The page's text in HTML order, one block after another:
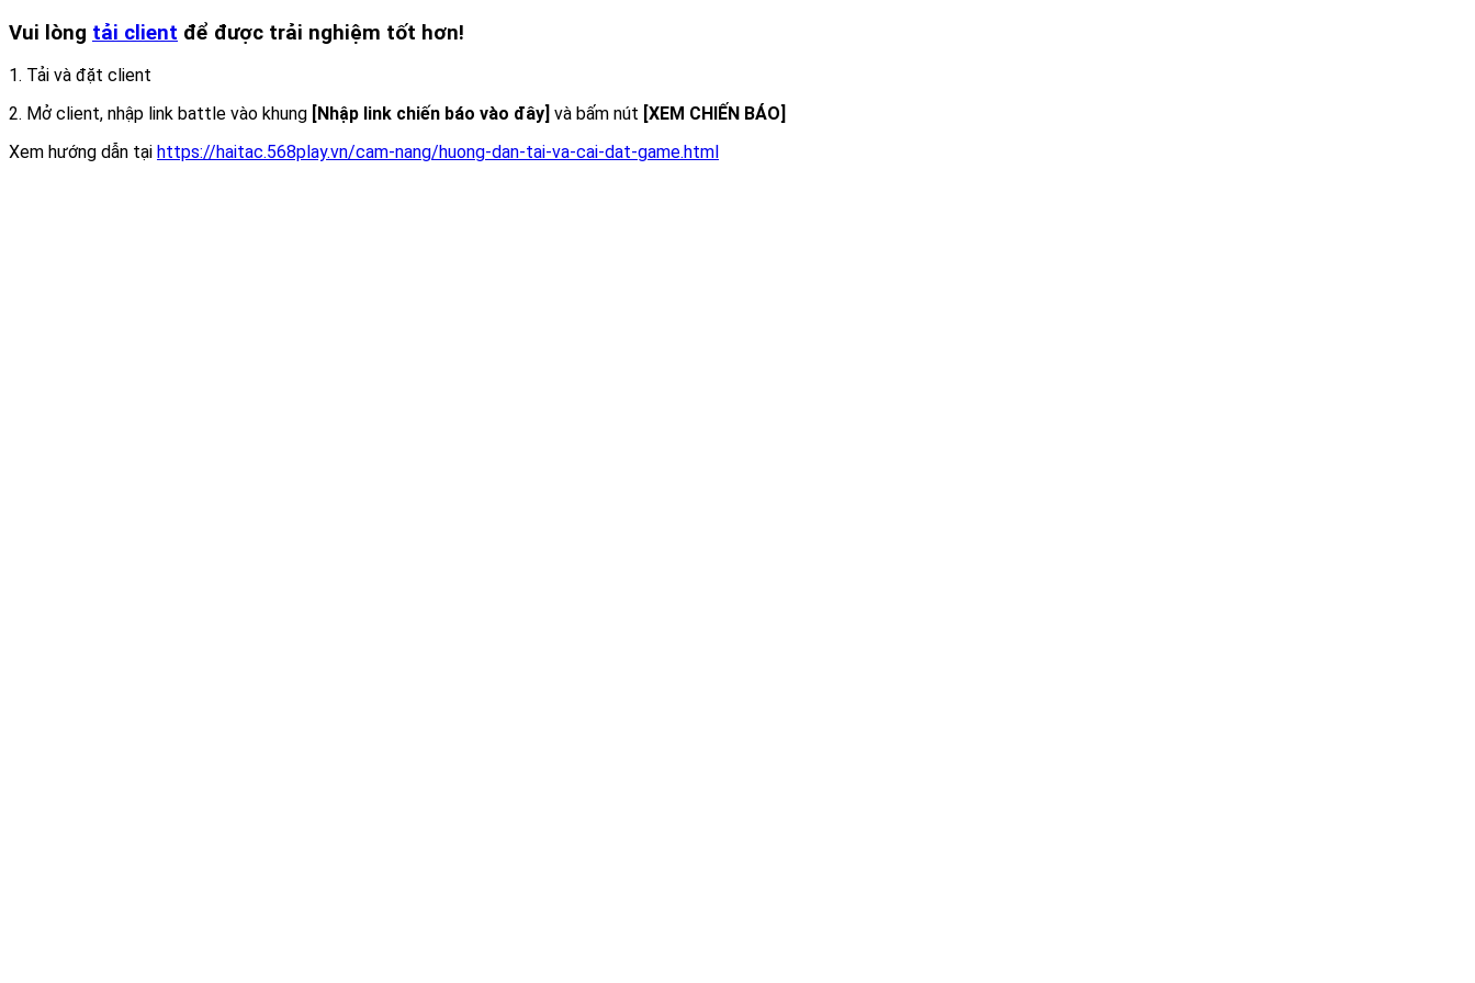
Vui lòng tải client để được trải nghiệm tốt hơn!
1. Tải và đặt client
2. Mở client, nhập link battle vào khung
[Nhập link chiến báo vào đây] và bấm nút [XEM CHIẾN BÁO]
Xem hướng dẫn tại https://haitac.568play.vn/cam-nang/huong-dan-tai-va-cai-dat-game.html